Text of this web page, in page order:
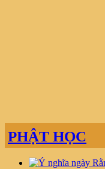
PHẬT HỌC